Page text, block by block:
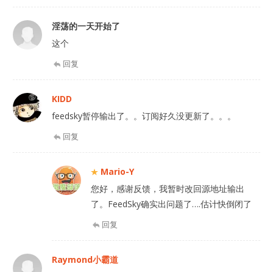
淫荡的一天开始了
这个
回复
KIDD
feedsky暂停输出了。。订阅好久没更新了。。。
回复
Mario-Y
您好，感谢反馈，我暂时改回源地址输出
了。FeedSky确实出问题了….估计快倒闭了
回复
Raymond小霸道